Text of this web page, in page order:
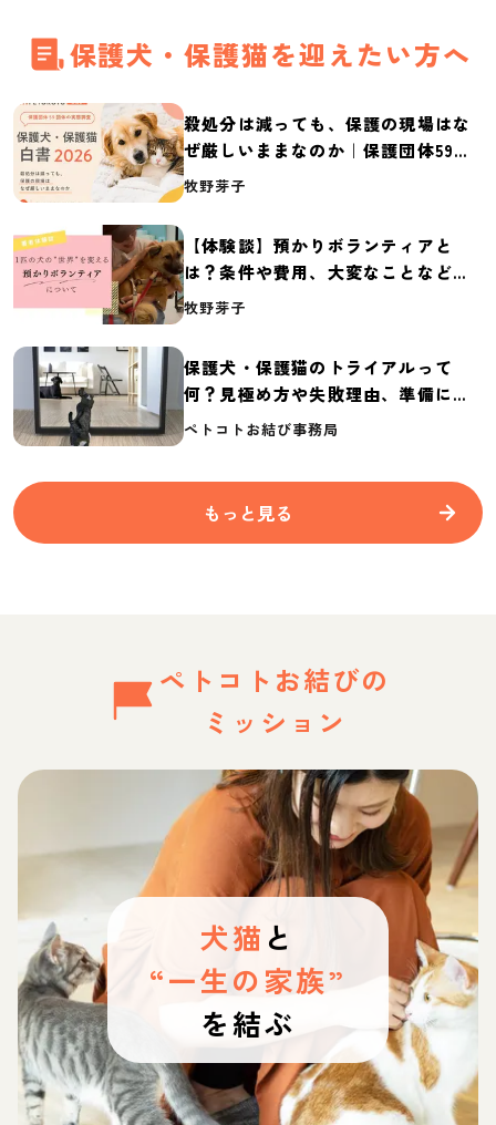
保護犬・保護猫を迎えたい方へ
殺処分は減っても、保護の現場はな
ぜ厳しいままなのか｜保護団体59団
体の実態調査【保護犬・保護猫白書
牧野芽子
【体験談】預かりボランティアと
は？条件や費用、大変なことなど紹
介
牧野芽子
保護犬・保護猫のトライアルって
何？見極め方や失敗理由、準備に必
要なものを紹介
ペトコトお結び事務局
もっと見る
ペトコトお結びの
ミッション
犬猫 と
“一生の家族”
を結ぶ